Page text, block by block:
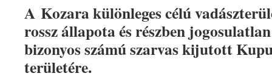
A Kozara különleges célú
rossz állapota és részben
bizonyos számú szarvas kijutott
területére.